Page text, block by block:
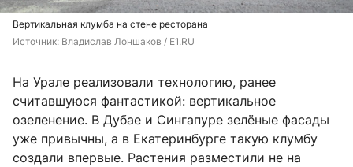
Вертикальная клумба на стене ресторана
Источник: Владислав Лоншаков / E1.RU
На Урале реализовали технологию, ранее
считавшуюся фантастикой: вертикальное
озеленение. В Дубае и Сингапуре зелёные фасады
уже привычны, а в Екатеринбурге такую клумбу
создали впервые. Растения разместили не на